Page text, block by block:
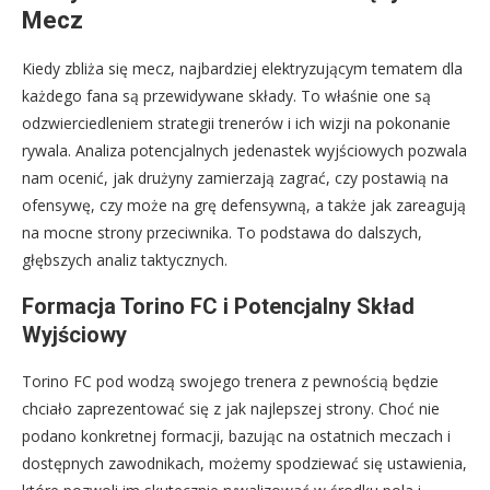
Mecz
Kiedy zbliża się mecz, najbardziej elektryzującym tematem dla
każdego fana są przewidywane składy. To właśnie one są
odzwierciedleniem strategii trenerów i ich wizji na pokonanie
rywala. Analiza potencjalnych jedenastek wyjściowych pozwala
nam ocenić, jak drużyny zamierzają zagrać, czy postawią na
ofensywę, czy może na grę defensywną, a także jak zareagują
na mocne strony przeciwnika. To podstawa do dalszych,
głębszych analiz taktycznych.
Formacja Torino FC i Potencjalny Skład
Wyjściowy
Torino FC pod wodzą swojego trenera z pewnością będzie
chciało zaprezentować się z jak najlepszej strony. Choć nie
podano konkretnej formacji, bazując na ostatnich meczach i
dostępnych zawodnikach, możemy spodziewać się ustawienia,